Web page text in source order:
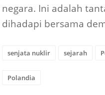
negara. Ini adalah
dihadapi bersama
senjata nuklir sejarah
Polandia